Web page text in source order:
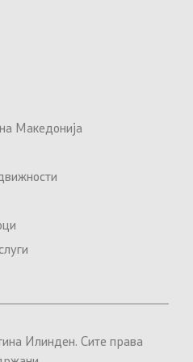
Македонија
Илинден. Сите права